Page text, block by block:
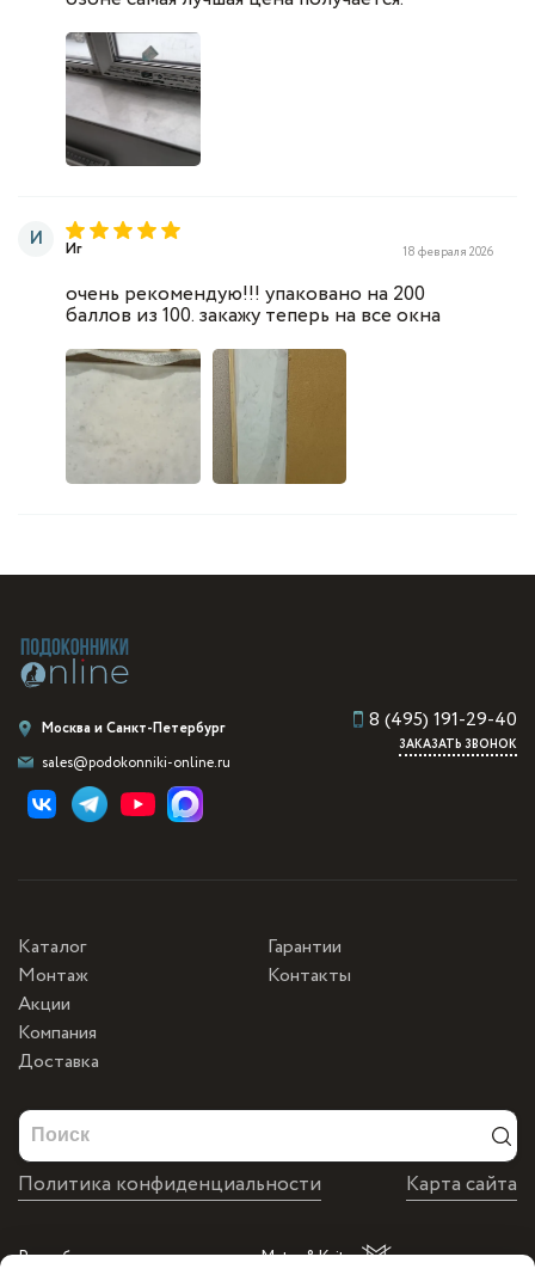
Иг
И
18 февраля 2026
очень рекомендую!!! упаковано на 200
баллов из 100. закажу теперь на все окна
Москва и Санкт-Петербург
sales@podokonniki-online.ru
8 (495) 191-29-40
ЗАКАЗАТЬ ЗВОНОК
Каталог
Монтаж
Акции
Компания
Доставка
Гарантии
Контакты
Карта сайта
Политика конфиденциальности
Разработка и продвижение от Matus&Kvits